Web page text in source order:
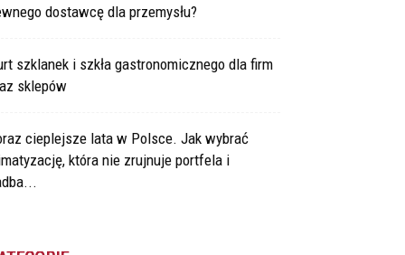
dostawcę dla przemysłu?
szklanek i szkła gastronomicznego dla firm
sklepów
cieplejsze lata w Polsce. Jak wybrać
która nie zrujnuje portfela i